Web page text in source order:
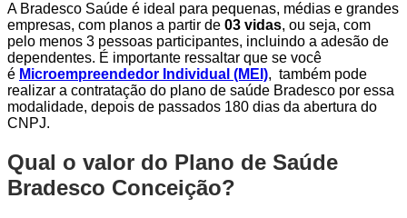
A Bradesco Saúde é ideal para pequenas, médias e grandes
empresas, com planos a partir de 03 vidas, ou seja, com
pelo menos 3 pessoas participantes, incluindo a adesão de
dependentes. É importante ressaltar que se você
é Microempreendedor Individual (MEI), também pode
realizar a contratação do plano de saúde Bradesco por essa
modalidade, depois de passados 180 dias da abertura do
CNPJ.
Qual o valor do Plano de Saúde
Bradesco Conceição?